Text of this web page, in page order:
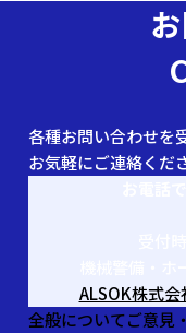
各種お問い合わせを
お気軽にご連絡くだ
ALSOK株式会
全般についてご意見